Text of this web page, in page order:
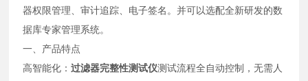
器权限管理、审计追踪、电子签名。并可以选配全新研发的数
据库专家管理系统。
一、产品特点
高智能化：过滤器完整性测试仪测试流程全自动控制，无需人